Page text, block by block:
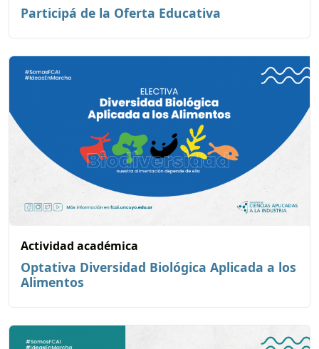
Participá de la Oferta Educativa
Actividad académica
Optativa Diversidad Biológica Aplicada a los
Alimentos